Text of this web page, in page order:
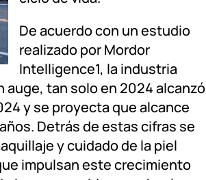
De acuerdo con un estudio
realizado por Mordor
Intelligence1, la industria
tan solo en 2024 alcanzó
y se proyecta que alcance
Detrás de estas cifras se
y cuidado de la piel
impulsan este crecimiento